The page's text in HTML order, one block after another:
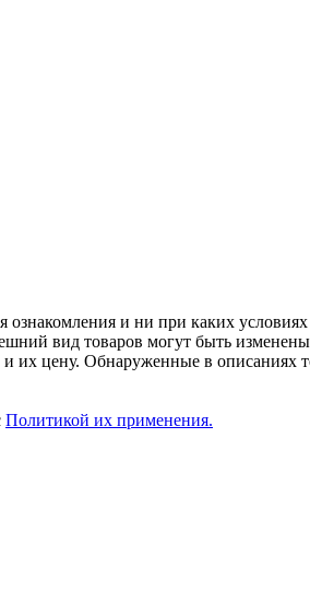
и ни при каких
вид товаров могут быть
и их цену. Обнаруженные в
Политикой их применения.